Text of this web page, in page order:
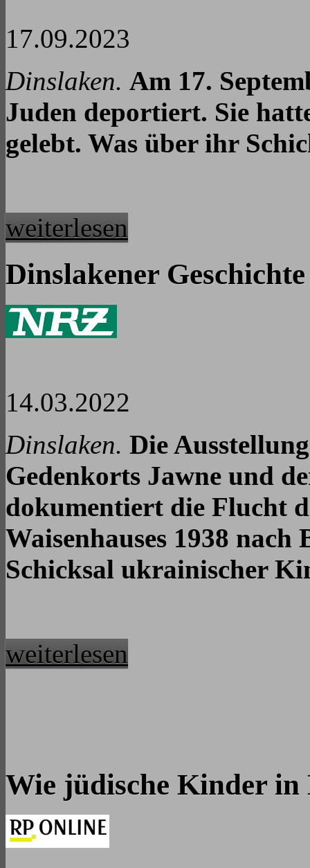
17.09.2023
Dinslaken. Am 17.
Juden deportiert. Sie
gelebt. Was über ihr
weiterlesen
Dinslakener
14.03.2022
Dinslaken. Die
Gedenkorts Jawne und
dokumentiert die Flucht
Waisenhauses 1938
Schicksal ukrainischer
weiterlesen
Wie jüdische Kinder in